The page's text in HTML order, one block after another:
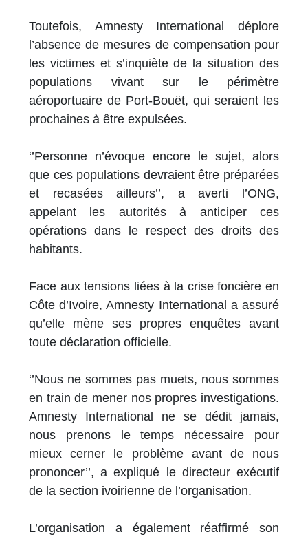
Toutefois, Amnesty International déplore
l’absence de mesures de compensation pour
les victimes et s’inquiète de la situation des
populations vivant sur le périmètre
aéroportuaire de Port-Bouët, qui seraient les
prochaines à être expulsées.
‘’Personne n’évoque encore le sujet, alors
que ces populations devraient être préparées
et recasées ailleurs’’, a averti l’ONG,
appelant les autorités à anticiper ces
opérations dans le respect des droits des
habitants.
Face aux tensions liées à la crise foncière en
Côte d’Ivoire, Amnesty International a assuré
qu’elle mène ses propres enquêtes avant
toute déclaration officielle.
‘’Nous ne sommes pas muets, nous sommes
en train de mener nos propres investigations.
Amnesty International ne se dédit jamais,
nous prenons le temps nécessaire pour
mieux cerner le problème avant de nous
prononcer’’, a expliqué le directeur exécutif
de la section ivoirienne de l’organisation.
L’organisation a également réaffirmé son